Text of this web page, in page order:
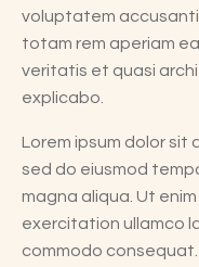
voluptatem
totam rem aperiam
veritatis et quasi
explicabo.
Lorem ipsum dolor sit
sed do eiusmod
magna aliqua. Ut
exercitation ullamco
commodo consequat.